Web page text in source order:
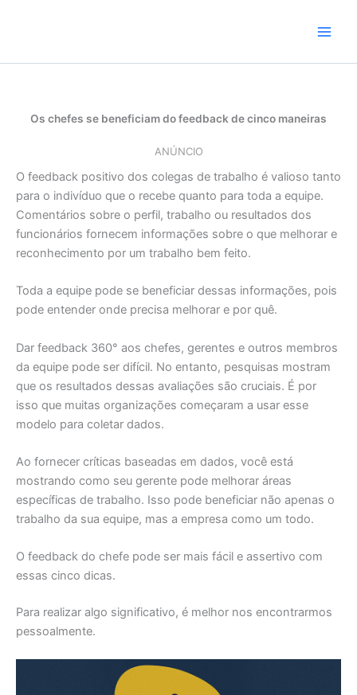
Os chefes se beneficiam do feedback de cinco maneiras
ANÚNCIO
O feedback positivo dos colegas de trabalho é valioso tanto
para o indivíduo que o recebe quanto para toda a equipe.
Comentários sobre o perfil, trabalho ou resultados dos
funcionários fornecem informações sobre o que melhorar e
reconhecimento por um trabalho bem feito.
Toda a equipe pode se beneficiar dessas informações, pois
pode entender onde precisa melhorar e por quê.
Dar feedback 360° aos chefes, gerentes e outros membros
da equipe pode ser difícil. No entanto, pesquisas mostram
que os resultados dessas avaliações são cruciais. É por
isso que muitas organizações começaram a usar esse
modelo para coletar dados.
Ao fornecer críticas baseadas em dados, você está
mostrando como seu gerente pode melhorar áreas
específicas de trabalho. Isso pode beneficiar não apenas o
trabalho da sua equipe, mas a empresa como um todo.
O feedback do chefe pode ser mais fácil e assertivo com
essas cinco dicas.
Para realizar algo significativo, é melhor nos encontrarmos
pessoalmente.